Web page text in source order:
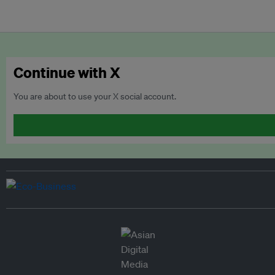
Continue with X
You are about to use your X social account.